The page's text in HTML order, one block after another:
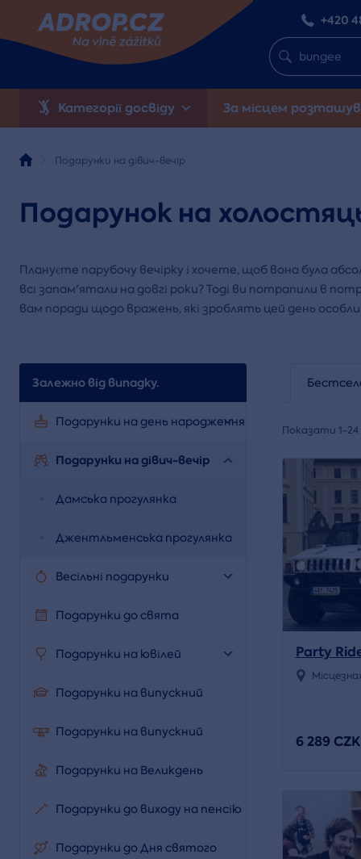
+420
Категорії досвіду За місцем
Подарунки на дівич-вечір
Подарунок на
Плануєте парубочу вечірку і хочете, щоб вона була
всі запам'ятали на довгі роки? Тоді ви потрапили в
вам поради щодо вражень, які зроблять цей день
Залежно від випадку.
Подарунки на день народження
Подарунки на дівич-вечір
Дамська прогулянка
Джентльменська прогулянка
Весільні подарунки
Подарунки до свята
Подарунки на ювілей
Подарунки на випускний
Подарунки на випускний
Подарунки на Великдень
Подарунки до виходу на пенсію
Подарунки до Дня святого
Показати 1-24
Party
6 289 CZK